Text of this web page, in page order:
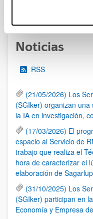
Noticias
RSS
(21/05/2026) Los
(SGIker) organizan
la IA en investigación,
(17/03/2026) El
espacio al Servicio de
trabajo que realiza el
hora de caracterizar el
elaboración de
(31/10/2025) Los
(SGIker) participan en
Economía y Empresa